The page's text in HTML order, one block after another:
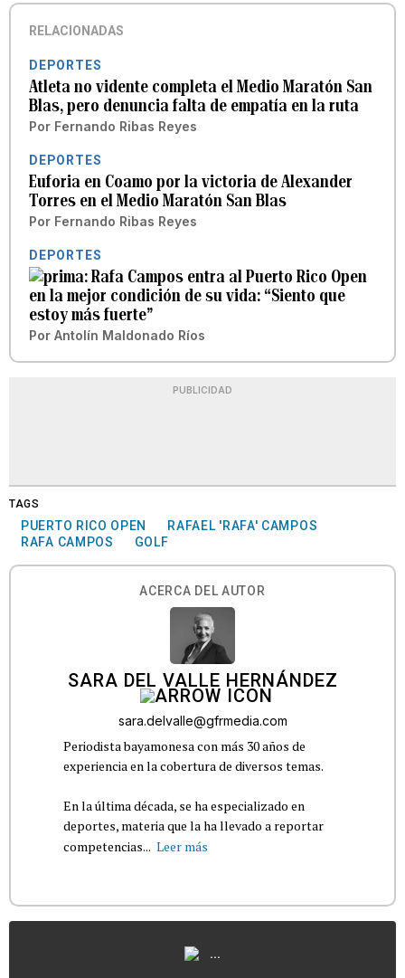
RELACIONADAS
DEPORTES
Atleta no vidente completa el Medio Maratón San
Blas, pero denuncia falta de empatía en la ruta
Por Fernando Ribas Reyes
DEPORTES
Euforia en Coamo por la victoria de Alexander
Torres en el Medio Maratón San Blas
Por Fernando Ribas Reyes
DEPORTES
Rafa Campos entra al Puerto Rico Open
en la mejor condición de su vida: “Siento que
estoy más fuerte”
Por Antolín Maldonado Ríos
PUBLICIDAD
TAGS
PUERTO RICO OPEN
RAFAEL 'RAFA' CAMPOS
RAFA CAMPOS
GOLF
ACERCA DEL AUTOR
SARA DEL VALLE HERNÁNDEZ
sara.delvalle@gfrmedia.com
Periodista bayamonesa con más 30 años de
experiencia en la cobertura de diversos temas.
En la última década, se ha especializado en
deportes, materia que la ha llevado a reportar
competencias... Leer más
...